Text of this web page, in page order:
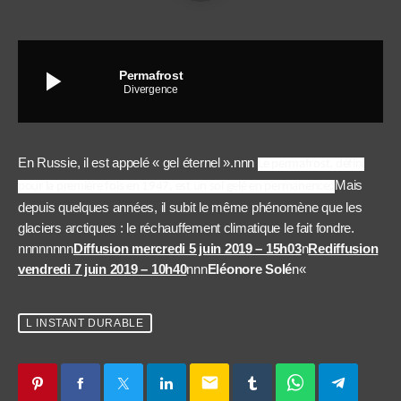
play_arrow Permafrost
Divergence
En Russie, il est appelé « gel éternel ».nnn
Mais
depuis quelques années, il subit le même phénomène que les
glaciers arctiques : le réchauffement climatique le fait fondre.
nnnnnnnnDiffusion mercredi 5 juin 2019 – 15h03nRediffusion
vendredi 7 juin 2019 – 10h40nnnEléonore Solén«
L INSTANT DURABLE
email